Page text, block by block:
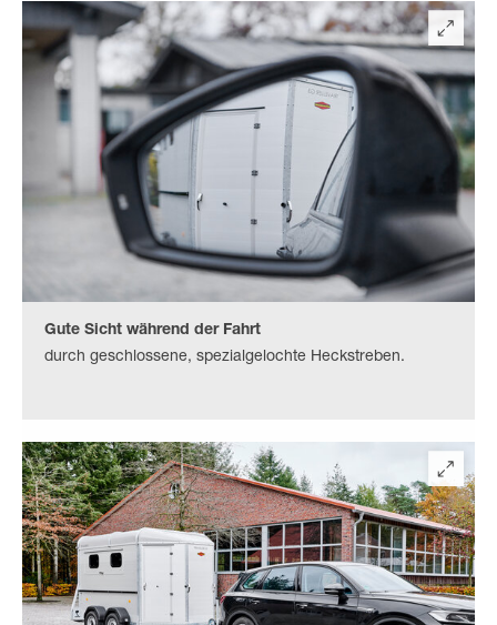
Gute Sicht während der Fahrt
durch geschlossene, spezialgelochte Heckstreben.